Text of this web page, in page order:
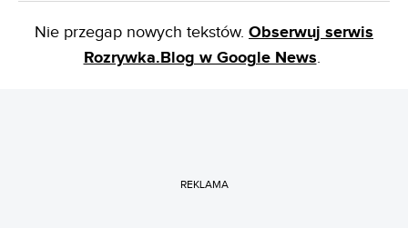
Nie przegap nowych tekstów. Obserwuj serwis
Rozrywka.Blog w Google News.
REKLAMA